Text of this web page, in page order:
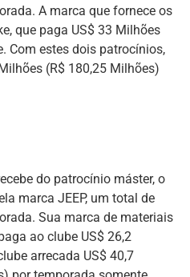
A marca que fornece os
que paga US$ 33 Milhões
Com estes dois patrocínios,
(R$ 180,25 Milhões)
do patrocínio máster, o
marca JEEP, um total de
Sua marca de materiais
ao clube US$ 26,2
arrecada US$ 40,7